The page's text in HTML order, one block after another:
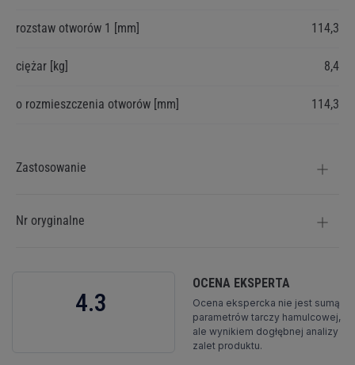
rozstaw otworów 1 [mm] 114,3
ciężar [kg] 8,4
o rozmieszczenia otworów [mm] 114,3
Zastosowanie
Nr oryginalne
4.3
OCENA EKSPERTA
Ocena ekspercka nie jest sumą
parametrów tarczy hamulcowej,
ale wynikiem dogłębnej analizy
zalet produktu.